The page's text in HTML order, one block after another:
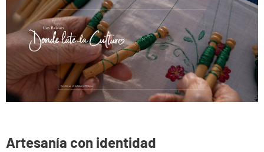
Artesanía con identidad